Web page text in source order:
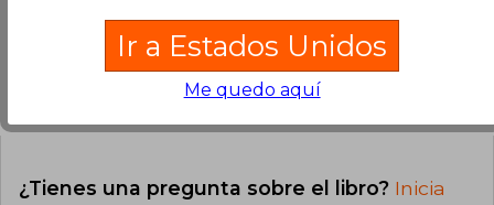
Preguntas y respuestas sobre el libro
¿Tienes una pregunta sobre el libro? Inicia
Ir a Estados Unidos
Me quedo aquí